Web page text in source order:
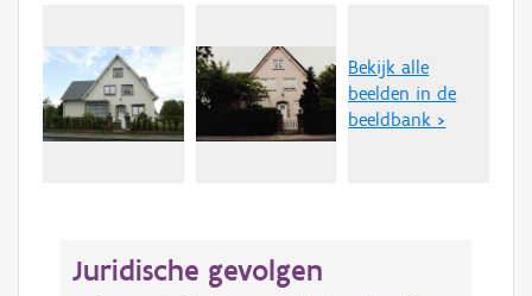
Bekijk alle
beelden in de
beeldbank >
Juridische gevolgen